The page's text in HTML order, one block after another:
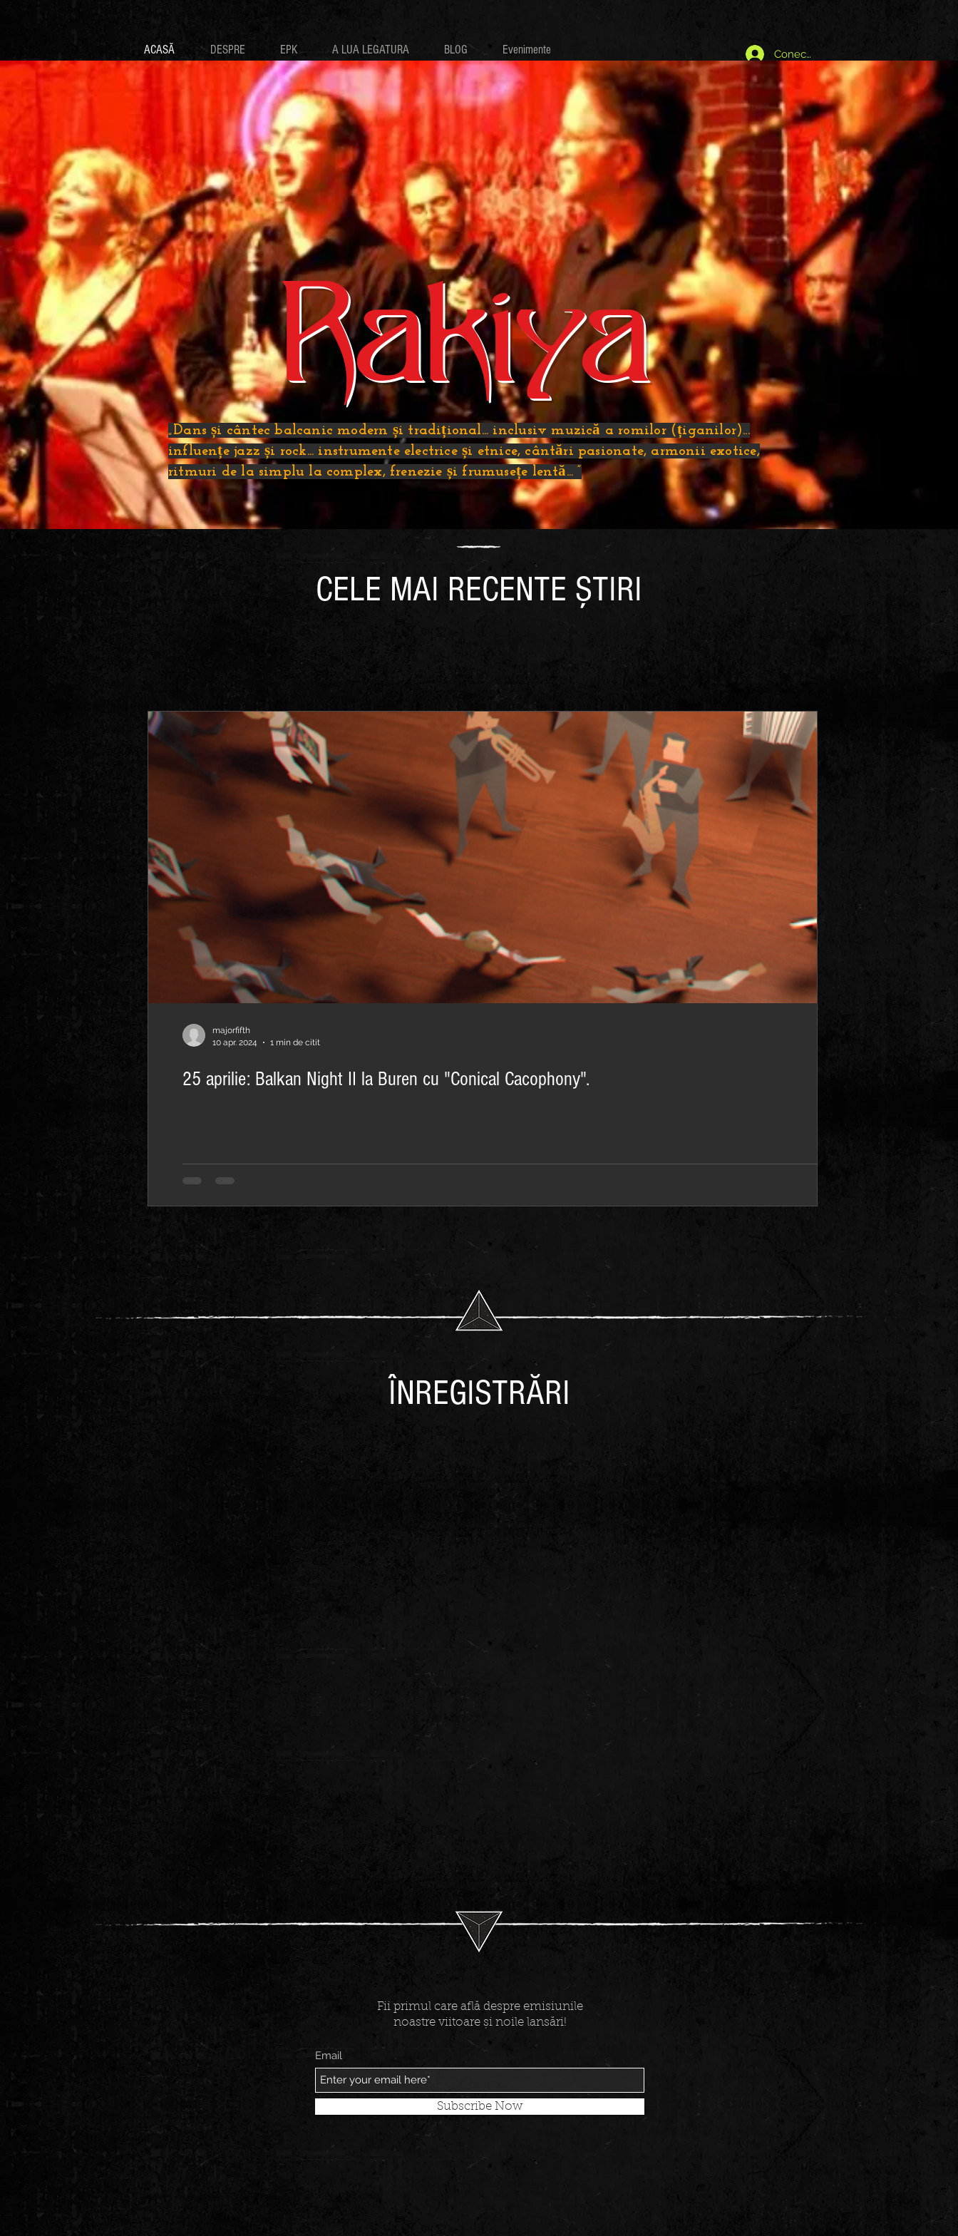
ACASĂ DESPRE EPK A LUA LEGATURA BLOG Evenimente Conectează-te
Rakiya
„Dans și cântec balcanic modern și tradițional... inclusiv muzică a romilor (țiganilor)...
influențe jazz și rock... instrumente electrice și etnice, cântări pasionate, armonii exotice,
ritmuri de la simplu la complex, frenezie și frumusețe lentă... ”
CELE MAI RECENTE ȘTIRI
25 aprilie: Balkan Night II la Buren cu "Conical Cacophony".
majorfifth
10 apr. 2024
1 min de citit
ÎNREGISTRĂRI
Fii primul care află despre emisiunile
noastre viitoare și noile lansări!
Email
Subscribe Now